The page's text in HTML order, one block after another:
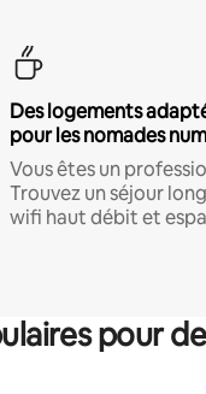
Des logements
pour les nomades
Vous êtes un
Trouvez un séjour
wifi haut débit et
pour